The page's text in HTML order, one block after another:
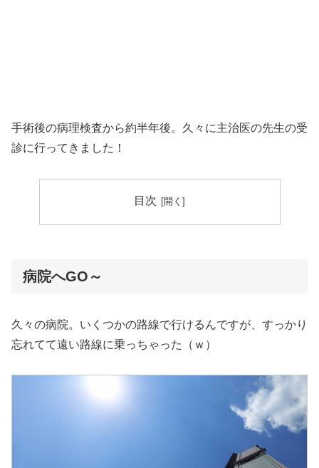
手術後の病理検査から約半年後。久々に主治医の先生の受
診に行ってきました！
目次
病院へGO～
久々の病院。いくつかの路線で行けるんですが、すっかり
忘れてて遠い路線に乗っちゃった（ｗ）